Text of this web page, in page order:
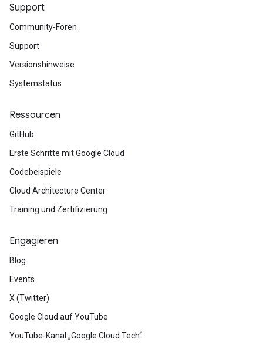
Support
Community-Foren
Support
Versionshinweise
Systemstatus
Ressourcen
GitHub
Erste Schritte mit Google Cloud
Codebeispiele
Cloud Architecture Center
Training und Zertifizierung
Engagieren
Blog
Events
X (Twitter)
Google Cloud auf YouTube
YouTube-Kanal „Google Cloud Tech“